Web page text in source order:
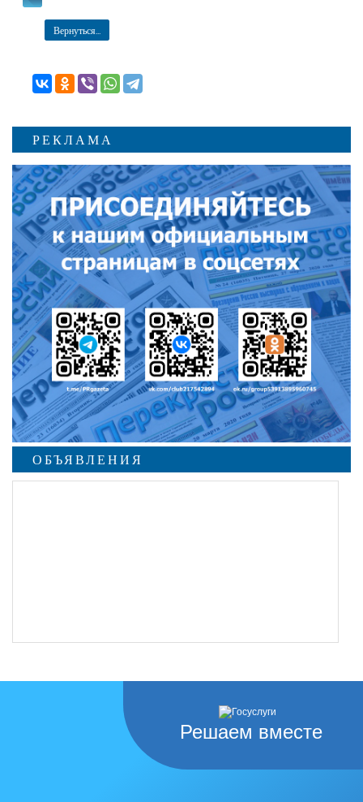
Вернуться...
РЕКЛАМА
ОБЪЯВЛЕНИЯ
Решаем вместе